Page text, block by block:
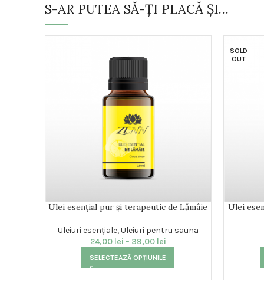
S-AR PUTEA SĂ-ȚI PLACĂ ȘI…
Ulei esențial pur și terapeutic de Lămâie
Uleiuri esențiale,Uleiuri pentru sauna
24,00 lei – 39,00 lei
SELECTEAZĂ OPȚIUNILE
SOLD
OUT
Ulei